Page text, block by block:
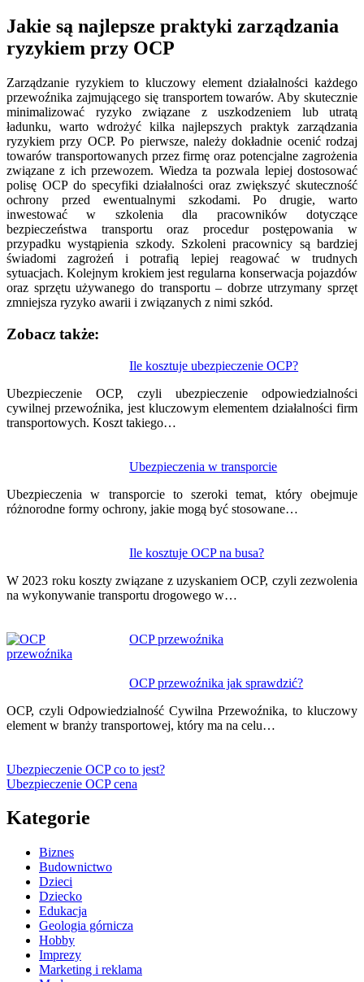
Jakie są najlepsze praktyki zarządzania
ryzykiem przy OCP
Zarządzanie ryzykiem to kluczowy element działalności każdego
przewoźnika zajmującego się transportem towarów. Aby skutecznie
minimalizować ryzyko związane z uszkodzeniem lub utratą
ładunku, warto wdrożyć kilka najlepszych praktyk zarządzania
ryzykiem przy OCP. Po pierwsze, należy dokładnie ocenić rodzaj
towarów transportowanych przez firmę oraz potencjalne zagrożenia
związane z ich przewozem. Wiedza ta pozwala lepiej dostosować
polisę OCP do specyfiki działalności oraz zwiększyć skuteczność
ochrony przed ewentualnymi szkodami. Po drugie, warto
inwestować w szkolenia dla pracowników dotyczące
bezpieczeństwa transportu oraz procedur postępowania w
przypadku wystąpienia szkody. Szkoleni pracownicy są bardziej
świadomi zagrożeń i potrafią lepiej reagować w trudnych
sytuacjach. Kolejnym krokiem jest regularna konserwacja pojazdów
oraz sprzętu używanego do transportu – dobrze utrzymany sprzęt
zmniejsza ryzyko awarii i związanych z nimi szkód.
Zobacz także:
Ile kosztuje ubezpieczenie OCP?
Ubezpieczenie OCP, czyli ubezpieczenie odpowiedzialności
cywilnej przewoźnika, jest kluczowym elementem działalności firm
transportowych. Koszt takiego…
Ubezpieczenia w transporcie
Ubezpieczenia w transporcie to szeroki temat, który obejmuje
różnorodne formy ochrony, jakie mogą być stosowane…
Ile kosztuje OCP na busa?
W 2023 roku koszty związane z uzyskaniem OCP, czyli zezwolenia
na wykonywanie transportu drogowego w…
OCP przewoźnika
OCP przewoźnika jak sprawdzić?
OCP, czyli Odpowiedzialność Cywilna Przewoźnika, to kluczowy
element w branży transportowej, który ma na celu…
wpisu
Ubezpieczenie OCP co to jest?
Ubezpieczenie OCP cena
Kategorie
Biznes
Budownictwo
Dzieci
Dziecko
Edukacja
Geologia górnicza
Hobby
Imprezy
Marketing i reklama